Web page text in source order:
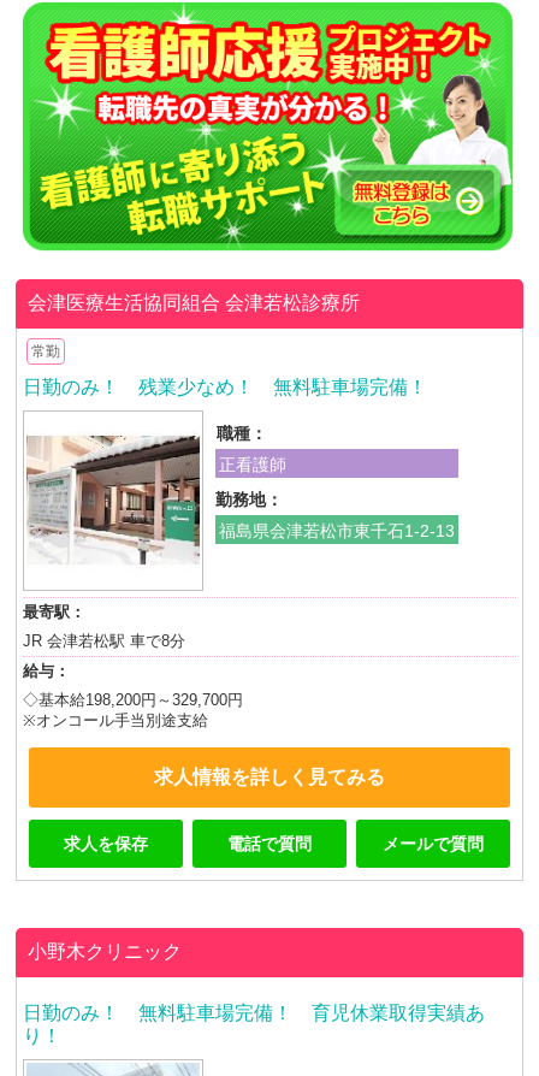
会津医療生活協同組合会津若松診療所
常勤
日勤のみ！ 残業少なめ！ 無料駐車場完備！
職種：
正看護師
勤務地：
福島県会津若松市東千石1-2-13
最寄駅：
JR 会津若松駅 車で8分
給与：
◇基本給198,200円～329,700円
※オンコール手当別途支給
求人情報を詳しく見てみる
求人を保存 電話で質問 メールで質問
小野木クリニック
日勤のみ！ 無料駐車場完備！ 育児休業取得実績あ
り！